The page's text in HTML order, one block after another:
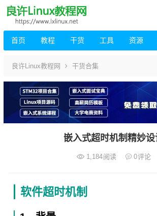
首页 教程 干货 工具 资源
良许Linux教程网 干货合集
嵌入式超时机制精妙设
1,184阅读 0评论
软件超时机制